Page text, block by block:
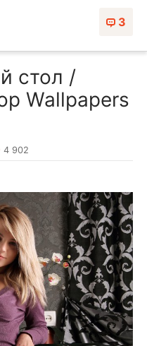
3
стол /
Wallpapers
4 902